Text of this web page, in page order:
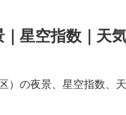
星空指数｜天
）の夜景、星空指数、